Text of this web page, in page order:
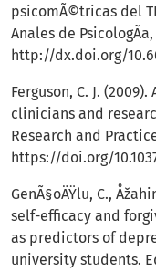
psicomÃ©tricas del
Anales de PsicologÃ­a,
http://dx.doi.org/
Ferguson, C. J.
clinicians and
Research and
https://doi.org/
GenÃ§oÄŸlu, C.,
self-efficacy and
as predictors of
university students.